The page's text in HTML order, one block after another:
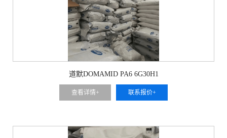
道默DOMAMID PA6 6G30H1
查看详情+ 联系报价+